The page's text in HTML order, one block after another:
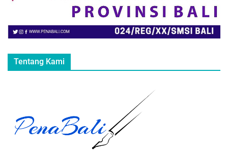
Tentang Kami